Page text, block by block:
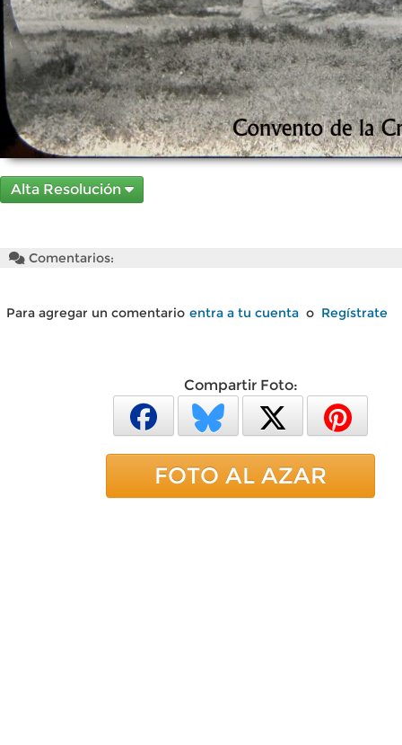
Alta Resolución
Comentarios:
Para agregar un comentario entra a tu cuenta o Regístrate
Compartir Foto:
FOTO AL AZAR